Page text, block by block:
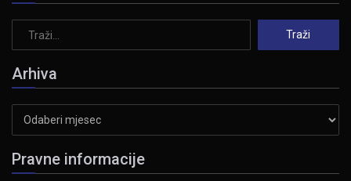
Arhiva
Pravne informacije